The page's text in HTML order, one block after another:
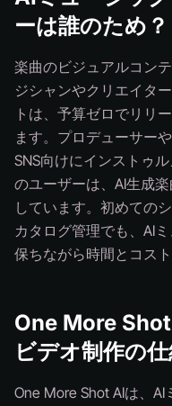
ーは誰のため？
楽曲のビジュアルコン
ジシャンやクリエイタ
トは、予算ゼロでリリ
ます。プロデューサー
SNS向けにインストゥ
のユーザーは、AI生成
しています。初めての
カタログ管理でも、AI
保ちながら時間とコス
One More
ビデオ制作の
One More Shot AIは、